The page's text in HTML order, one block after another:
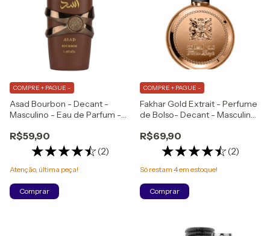
Asad Bourbon - Decant -
Masculino - Eau de Parfum -
R$59,90
(2)
COMPRE + PAGUE -
Atenção, última peça!
Comprar
Fakhar Gold Extrait - Perfume
de Bolso- Decant - Masculino
R$69,90
(2)
COMPRE + PAGUE -
Só restam 4em estoque!
Comprar